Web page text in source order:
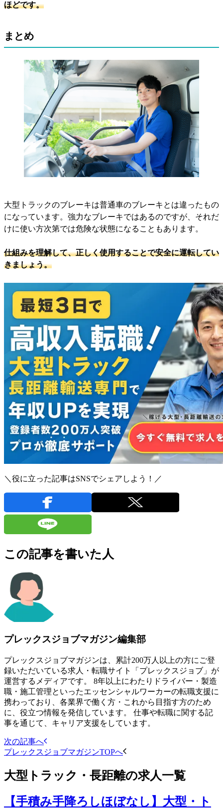
ほどです。
まとめ
大型トラックのブレーキは普通車のブレーキとは違ったもの
になっています。強力なブレーキではあるのですが、それだ
けに使い方次第では危険な状態になることもあります。
仕組みを理解して、正しく使用することで安全に運転してい
きましょう。
＼役に立った記事はSNSでシェアしよう！／
この記事を書いた人
プレックスジョブマガジン編集部
プレックスジョブマガジンは、累計200万人以上の方にご登
録いただいている求人・転職サイト「プレックスジョブ」が
運営するメディアです。 8年以上にわたりドライバー・製造
職・施工管理といったエッセンシャルワーカーの転職支援に
携わっており、各業界で働く方・これから目指す方のため
に、役立つ情報を発信しています。 仕事や転職に関する記
事を通じて、キャリア支援をしています。
次の記事へ
プレックスジョブマガジンTOPへ
大型トラック・長距離の求人一覧
【手積み手降ろしほぼなし】大型・ト